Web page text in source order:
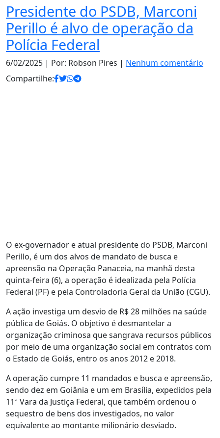
Presidente do PSDB, Marconi
Perillo é alvo de operação da
Polícia Federal
6/02/2025 | Por: Robson Pires | Nenhum comentário
Compartilhe:
O ex-governador e atual presidente do PSDB, Marconi
Perillo, é um dos alvos de mandato de busca e
apreensão na Operação Panaceia, na manhã desta
quinta-feira (6), a operação é idealizada pela Polícia
Federal (PF) e pela Controladoria Geral da União (CGU).
A ação investiga um desvio de R$ 28 milhões na saúde
pública de Goiás. O objetivo é desmantelar a
organização criminosa que sangrava recursos públicos
por meio de uma organização social em contratos com
o Estado de Goiás, entro os anos 2012 e 2018.
A operação cumpre 11 mandados e busca e apreensão,
sendo dez em Goiânia e um em Brasília, expedidos pela
11ª Vara da Justiça Federal, que também ordenou o
sequestro de bens dos investigados, no valor
equivalente ao montante milionário desviado.